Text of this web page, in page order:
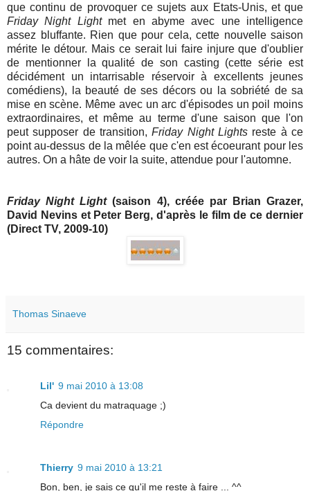
que continu de provoquer ce sujets aux Etats-Unis, et que
Friday Night Lightmet en abyme avec une intelligence
assez bluffante. Rien que pour cela, cette nouvelle saison
mérite le détour. Mais ce serait lui faire injure que d'oublier
de mentionner la qualité de son casting (cette série est
décidément un intarrisable réservoir à excellents jeunes
comédiens), la beauté de ses décors ou la sobriété de sa
mise en scène. Même avec un arc d'épisodes un poil moins
extraordinaires, et même au terme d'une saison que l'on
peut supposer de transition,Friday Night Lights reste à ce
point au-dessus de la mêlée que c'en est écoeurant pour les
autres. On a hâte de voir la suite, attendue pour l'automne.
Friday Night Light(saison 4), créée par Brian Grazer,
David Nevins et Peter Berg, d'après le film de ce dernier
(Direct TV, 2009-10)
Thomas Sinaeve
15 commentaires:
Lil' 9 mai 2010 à 13:08
Ca devient du matraquage ;)
Répondre
Thierry 9 mai 2010 à 13:21
Bon, ben, je sais ce qu'il me reste à faire ... ^^